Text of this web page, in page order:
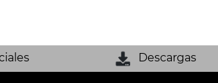
Descargas